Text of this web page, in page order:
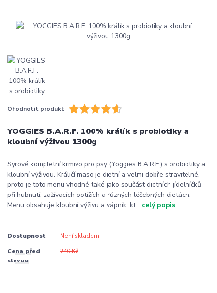
Ohodnotit produkt
YOGGIES B.A.R.F. 100% králík s probiotiky a
kloubní výživou 1300g
Syrové kompletní krmivo pro psy (Yoggies B.A.R.F.) s probiotiky a
kloubní výživou. Králičí maso je dietní a velmi dobře stravitelné,
proto je toto menu vhodné také jako součást dietních jídelníčků
při hubnutí, zažívacích potížích a různých léčebných dietách.
Menu obsahuje kloubní výživu a vápník, kt... celý popis
Dostupnost Není skladem
Cena před
slevou
240 Kč